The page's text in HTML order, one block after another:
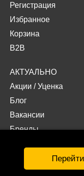
Регистрация
Избранное
Корзина
B2B
АКТУАЛЬНО
Акции /Уценка
Блог
Вакансии
Бренды